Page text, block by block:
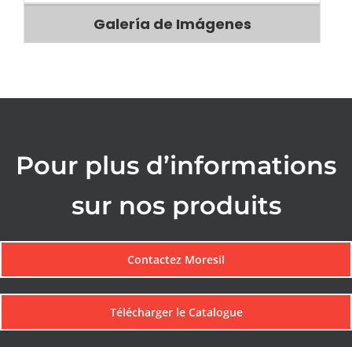
Galería de Imágenes
Pour plus d’informations
sur nos produits
Contactez Moresil
Télécharger le Catalogue